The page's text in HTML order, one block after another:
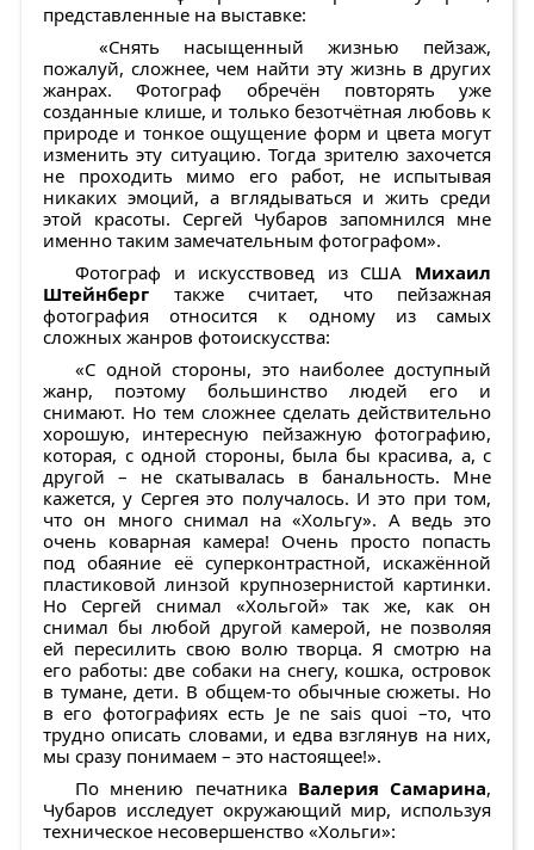
представленные на выставке:
«Снять насыщенный жизнью пейзаж,
пожалуй, сложнее, чем найти эту жизнь в других
жанрах. Фотограф обречён повторять уже
созданные клише, и только безотчётная любовь к
природе и тонкое ощущение форм и цвета могут
изменить эту ситуацию. Тогда зрителю захочется
не проходить мимо его работ, не испытывая
никаких эмоций, а вглядываться и жить среди
этой красоты. Сергей Чубаров запомнился мне
именно таким замечательным фотографом».
Фотограф и искусствовед из США Михаил
Штейнберг также считает, что пейзажная
фотография относится к одному из самых
сложных жанров фотоискусства:
«С одной стороны, это наиболее доступный
жанр, поэтому большинство людей его и
снимают. Но тем сложнее сделать действительно
хорошую, интересную пейзажную фотографию,
которая, с одной стороны, была бы красива, а, с
другой – не скатывалась в банальность. Мне
кажется, у Сергея это получалось. И это при том,
что он много снимал на «Хольгу». А ведь это
очень коварная камера! Очень просто попасть
под обаяние её суперконтрастной, искажённой
пластиковой линзой крупнозернистой картинки.
Но Сергей снимал «Хольгой» так же, как он
снимал бы любой другой камерой, не позволяя
ей пересилить свою волю творца. Я смотрю на
его работы: две собаки на снегу, кошка, островок
в тумане, дети. В общем-то обычные сюжеты. Но
в его фотографиях есть Je ne sais quoi –то, что
трудно описать словами, и едва взглянув на них,
мы сразу понимаем – это настоящее!».
По мнению печатника Валерия Самарина,
Чубаров исследует окружающий мир, используя
техническое несовершенство «Хольги»: